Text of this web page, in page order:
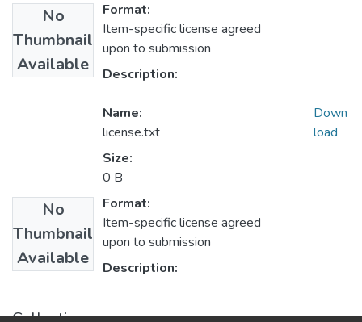
No
Thumbnail
Available
Format:
Item-specific license agreed
upon to submission
Description:
No
Thumbnail
Available
Name:
license.txt
Size:
0 B
Format:
Item-specific license agreed
upon to submission
Description:
Down
load